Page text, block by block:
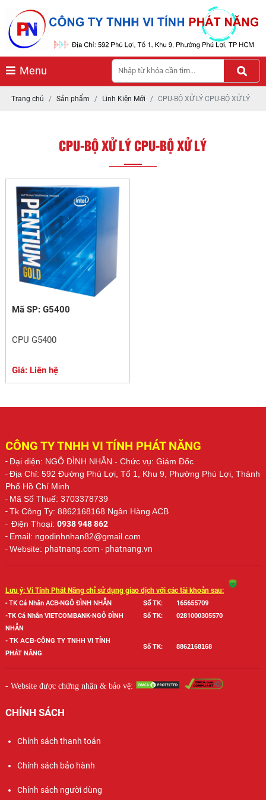
Menu
Trang chủ Sản phẩm Linh Kiện Mới CPU-BỘ XỬ LÝ CPU-BỘ XỬ LÝ
CPU-BỘ XỬ LÝ CPU-BỘ XỬ LÝ
Mã SP: G5400
CPU G5400
Giá: Liên hệ
CÔNG TY TNHH VI TÍNH PHÁT NĂNG
-Đại diện: NGÔ ĐÌNH NHẪN - Chức vụ: Giám Đốc
-Địa Chỉ: 592 Đường Phú Lợi, Tổ 1, Khu 9, Phường Phú Lợi, Thành
Phố Hồ Chí Minh
- Mã Số Thuế: 3703378739
-Tk Công Ty: 8862168168 Ngân Hàng ACB
- Điện Thoại: 0938 948 862
- Email: ngodinhnhan82@gmail.com
-Website: phatnang.com - phatnang.vn
Lưu ý: Vi Tính Phát Năng chỉ sử dụng giao dịch với các tài khoản sau:
- TK Cá Nhân ACB-NGÔ ĐÌNH NHẪN Số TK:
165655709
-TK Cá Nhân VIETCOMBANK-NGÔ ĐÌNH
NHẪN
Số TK: 0281000305570
- TK ACB-CÔNG TY TNHH VI TÍNH
PHÁT NĂNG
Số TK: 8862168168
- Website được chứng nhận & bảo vệ:
CHÍNH SÁCH
Chính sách thanh toán
Chính sách bảo hành
Chính sách người dùng